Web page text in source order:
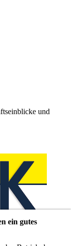
ein gutes
und